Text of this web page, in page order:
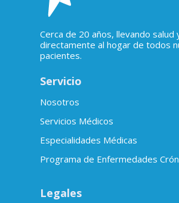
Cerca de 20 años, llevando salud
directamente al hogar de todos
pacientes.
Servicio
Nosotros
Servicios Médicos
Especialidades Médicas
Programa de Enfermedades
Legales